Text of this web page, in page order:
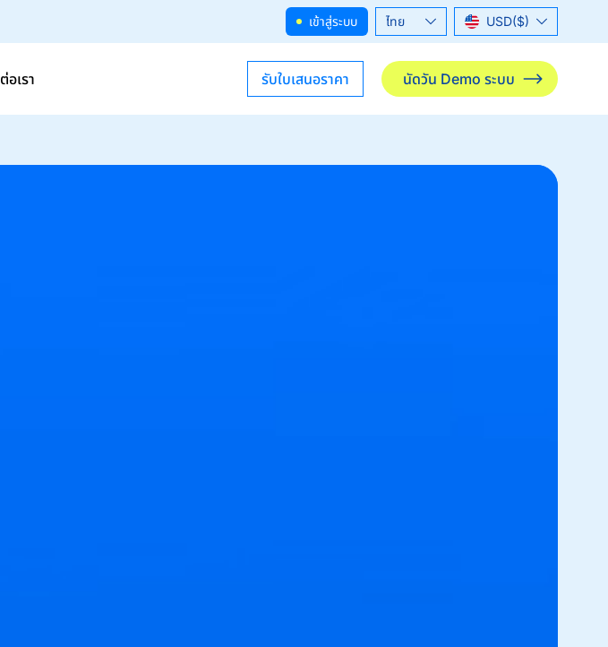
เข้าสู่ระบบ
ไทย
English
USD($)
THB(฿)
อเรา รับใบเสนอราคา นัดวัน Demo ระบบ